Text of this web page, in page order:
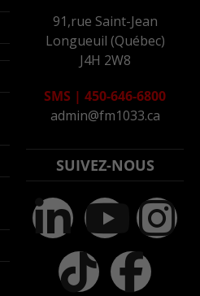
91,rue Saint-Jean
Longueuil (Québec)
J4H 2W8
SMS | 450-646-6800
admin@fm1033.ca
SUIVEZ-NOUS